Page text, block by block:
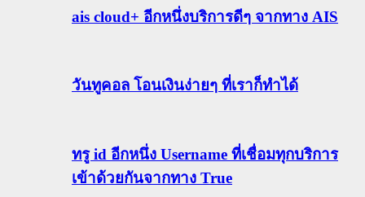
ais cloud+ อีกหนึ่งบริการดีๆ จากทาง AIS
วันทูคอล โอนเงินง่ายๆ ที่เราก็ทำได้
ทรู id อีกหนึ่ง Username ที่เชื่อมทุกบริการ
เข้าด้วยกันจากทาง True